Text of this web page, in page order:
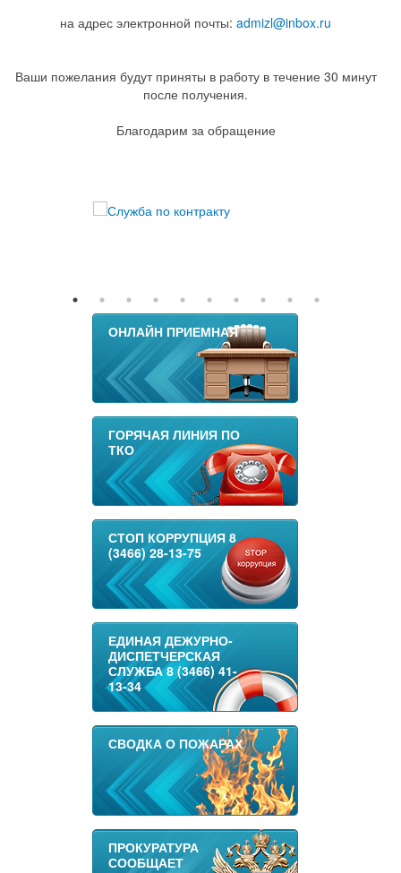
на адрес электронной почты: admizl@inbox.ru
Ваши пожелания будут приняты в работу в течение 30 минут
после получения.
Благодарим за обращение
ОНЛАЙН ПРИЕМНАЯ
ГОРЯЧАЯ ЛИНИЯ ПО
ТКО
СТОП КОРРУПЦИЯ 8
(3466) 28-13-75
ЕДИНАЯ ДЕЖУРНО-
ДИСПЕТЧЕРСКАЯ
СЛУЖБА 8 (3466) 41-
13-34
СВОДКА О ПОЖАРАХ
ПРОКУРАТУРА
СООБЩАЕТ